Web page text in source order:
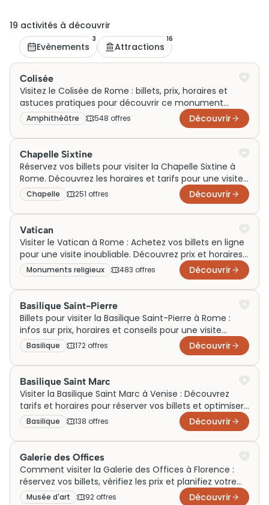
19 activités à découvrir
Evènements
3
Attractions
16
Colisée
Visitez le Colisée de Rome : billets, prix, horaires et
astuces pratiques pour découvrir ce monument
emblématique.
Amphithéâtre 548 offres Découvrir
Chapelle Sixtine
Réservez vos billets pour visiter la Chapelle Sixtine à
Rome. Découvrez les horaires et tarifs pour une visite
inoubliable!
Chapelle 251 offres Découvrir
Vatican
Visiter le Vatican à Rome : Achetez vos billets en ligne
pour une visite inoubliable. Découvrez prix et horaires
dès maintenant.
Monuments religieux 483 offres Découvrir
Basilique Saint-Pierre
Billets pour visiter la Basilique Saint-Pierre à Rome :
infos sur prix, horaires et conseils pour une visite
inoubliable. Réservez dès maintenant !
Basilique 172 offres Découvrir
Basilique Saint Marc
Visiter la Basilique Saint Marc à Venise : Découvrez
tarifs et horaires pour réserver vos billets et optimiser
votre visite dans ce joyau architectural.
Basilique 138 offres Découvrir
Galerie des Offices
Comment visiter la Galerie des Offices à Florence :
réservez vos billets, vérifiez les prix et planifiez votre
visite dès maintenant !
Musée d'art 92 offres Découvrir